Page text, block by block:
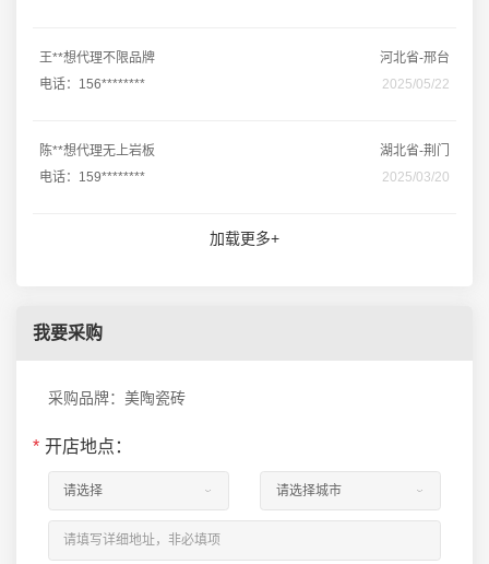
王**想代理不限品牌
河北省-邢台
电话：156********
2025/05/22
陈**想代理无上岩板
湖北省-荆门
电话：159********
2025/03/20
加载更多+
我要采购
采购品牌：美陶瓷砖
* 开店地点：